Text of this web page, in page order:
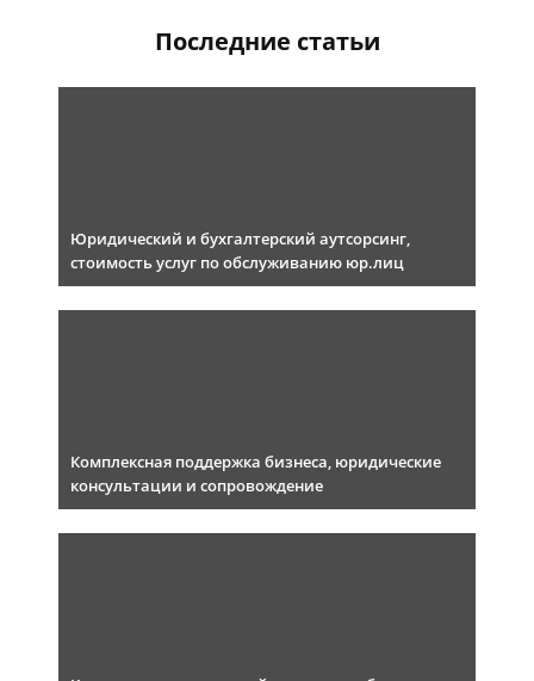
Последние статьи
Юридический и бухгалтерский аутсорсинг,
стоимость услуг по обслуживанию юр.лиц
Комплексная поддержка бизнеса, юридические
консультации и сопровождение